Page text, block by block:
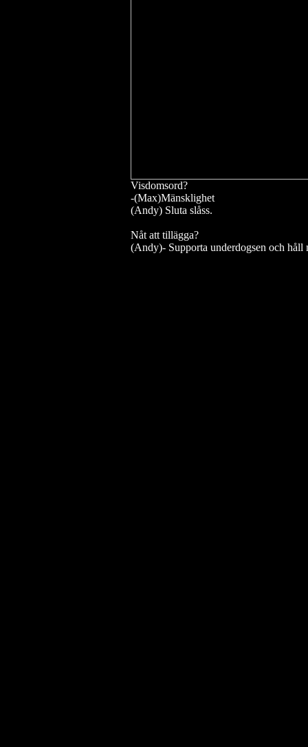
Visdomsord?
-(Max)Mänsklighet
(Andy) Sluta slåss.
Nåt att tillägga?
(Andy)- Supporta underdogsen och håll